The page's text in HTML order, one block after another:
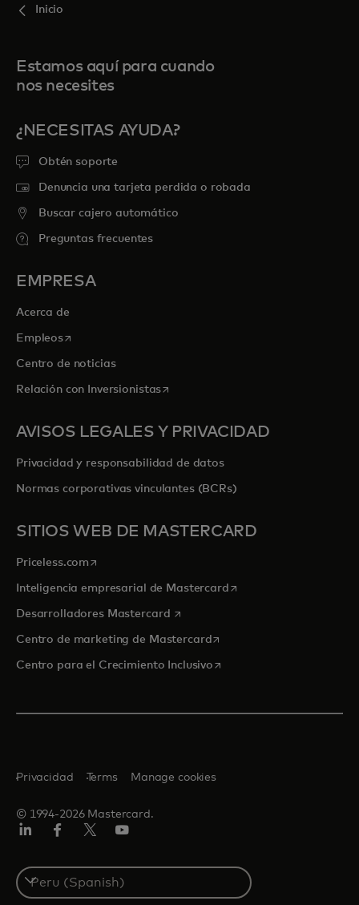
Inicio
Estamos aquí para cuando
nos necesites
¿NECESITAS AYUDA?
Obtén soporte
Denuncia una tarjeta perdida o robada
Buscar cajero automático
Preguntas frecuentes
EMPRESA
Acerca de
Empleosse abre en una pestaña nueva
Centro de noticias
Relación con Inversionistasse abre en una pestaña nueva
AVISOS LEGALES Y PRIVACIDAD
Privacidad y responsabilidad de datos
Normas corporativas vinculantes (BCRs)
SITIOS WEB DE MASTERCARD
Priceless.com se abre en una pestaña nueva
Inteligencia empresarial de Mastercardse abre en una pestaña
Desarrolladores Mastercard se abre en una pestaña nueva
Centro de marketing de Mastercardse abre en una pestaña
Centro para el Crecimiento Inclusivose abre en una pestaña
© 1994-2026 Mastercard.
Privacidad Terms Manage cookies
Select
a
country